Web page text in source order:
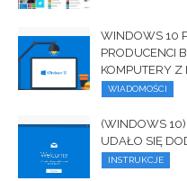
WINDOWS 10
PRODUCENCI
KOMPUTERY Z
WIADOMOŚCI
(WINDOWS
UDAŁO SIĘ
INSTRUKCJE